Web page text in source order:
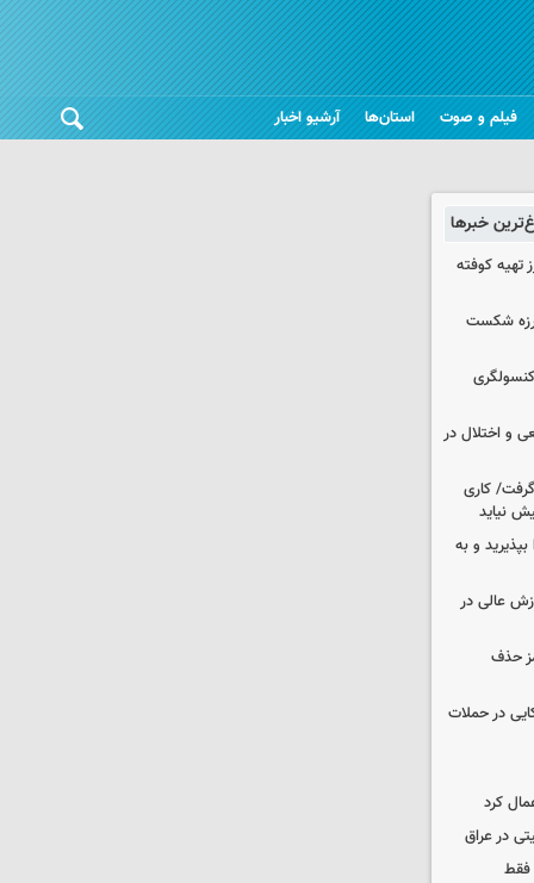
فیلم و صوت استان‌ها آرشیو اخبار
خبرها
تهیه کوفته
شکست
کنسولگری
و اختلال در
گرفت/ کاری
نیاید
و به
عالی در
حذف
آمریکایی در حملات
کرد
در عراق
فقط